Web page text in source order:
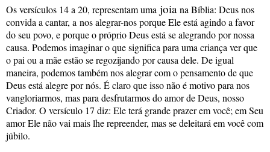
Os versículos 14 a 20, representam uma joiana Bíblia: Deus nos
convida a cantar, a nos alegrar-nos porque Ele está agindo a favor
do seu povo, e porque o próprio Deus está se alegrando por nossa
causa. Podemos imaginar o que significa para uma criança ver que
o pai ou a mãe estão se regozijando por causa dele. De igual
maneira, podemos também nos alegrar com o pensamento de que
Deus está alegre por nós. É claro que isso não é motivo para nos
vangloriarmos, mas para desfrutarmos do amor de Deus, nosso
Criador. O versículo 17 diz: Ele terá grande prazer em você; em Seu
amor Ele não vai mais lhe repreender, mas se deleitará em você com
júbilo.